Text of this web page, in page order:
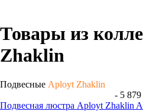
Товары из
Zhaklin
Подвесные Aployt Zhaklin
- 5 879
Подвесная люстра Aployt Zhaklin